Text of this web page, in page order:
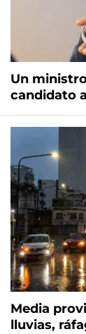
Un
candidato
Media
lluvias,